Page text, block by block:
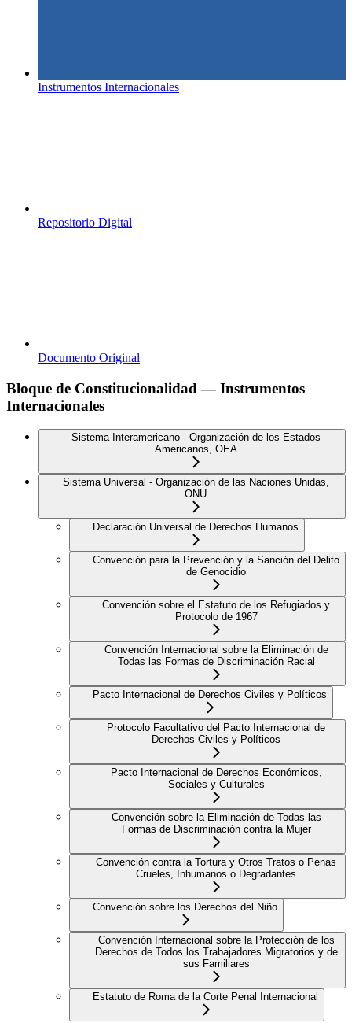
Instrumentos Internacionales
Repositorio Digital
Documento Original
Bloque de Constitucionalidad — Instrumentos
Internacionales
Sistema Interamericano - Organización de los Estados
Americanos, OEA
Sistema Universal - Organización de las Naciones Unidas,
ONU
Declaración Universal de Derechos Humanos
Convención para la Prevención y la Sanción del Delito
de Genocidio
Convención sobre el Estatuto de los Refugiados y
Protocolo de 1967
Convención Internacional sobre la Eliminación de
Todas las Formas de Discriminación Racial
Pacto Internacional de Derechos Civiles y Políticos
Protocolo Facultativo del Pacto Internacional de
Derechos Civiles y Políticos
Pacto Internacional de Derechos Económicos,
Sociales y Culturales
Convención sobre la Eliminación de Todas las
Formas de Discriminación contra la Mujer
Convención contra la Tortura y Otros Tratos o Penas
Crueles, Inhumanos o Degradantes
Convención sobre los Derechos del Niño
Convención Internacional sobre la Protección de los
Derechos de Todos los Trabajadores Migratorios y de
sus Familiares
Estatuto de Roma de la Corte Penal Internacional